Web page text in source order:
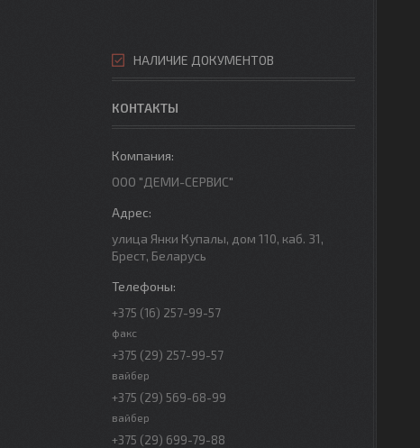
НАЛИЧИЕ ДОКУМЕНТОВ
КОНТАКТЫ
ООО "ДЕМИ-СЕРВИС"
улица Янки Купалы, дом 110, каб. 31,
Брест, Беларусь
+375 (16) 257-99-57
факс
+375 (29) 257-99-57
вайбер
+375 (29) 569-68-99
вайбер
+375 (29) 699-79-88